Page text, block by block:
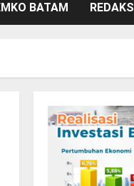
BATAM REDAKSI